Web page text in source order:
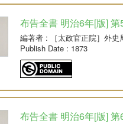
布告全書 明治6年[版] 第
編著者 : ［太政官正院］外史
Publish Date : 1873
布告全書 明治6年[版] 第